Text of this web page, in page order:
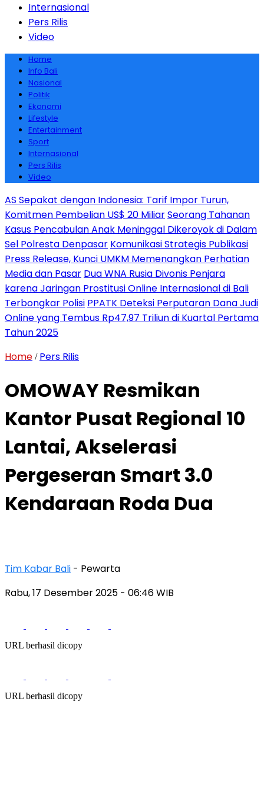
Internasional
Pers Rilis
Video
Home
Info Bali
Nasional
Politik
Ekonomi
Lifestyle
Entertainment
Sport
Internasional
Pers Rilis
Video
AS Sepakat dengan Indonesia: Tarif Impor Turun,
Komitmen Pembelian US$ 20 MiliarSeorang Tahanan
Kasus Pencabulan Anak Meninggal Dikeroyok di Dalam
Sel Polresta Denpasar Komunikasi Strategis Publikasi
Press Release, Kunci UMKM Memenangkan Perhatian
Media dan Pasar Dua WNA Rusia Divonis Penjara
karena Jaringan Prostitusi Online Internasional di Bali
Terbongkar Polisi PPATK Deteksi Perputaran Dana Judi
Online yang Tembus Rp47,97 Triliun di Kuartal Pertama
Tahun 2025
Home / Pers Rilis
OMOWAY Resmikan
Kantor Pusat Regional 10
Lantai, Akselerasi
Pergeseran Smart 3.0
Kendaraan Roda Dua
Tim Kabar Bali - Pewarta
Rabu, 17 Desember 2025 - 06:46 WIB
URL berhasil dicopy
URL berhasil dicopy